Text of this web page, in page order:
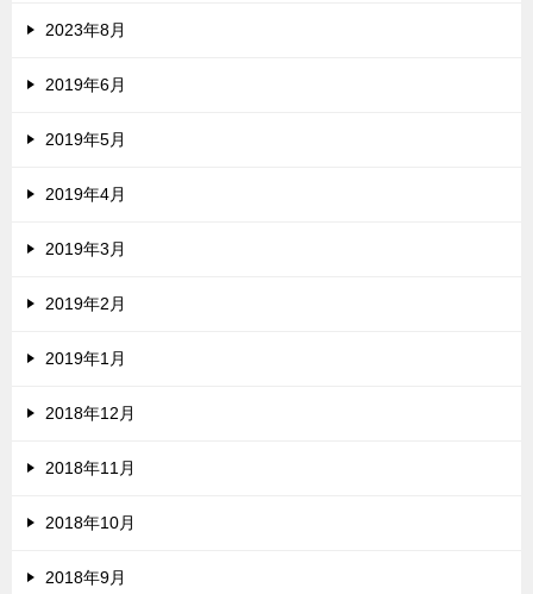
2023年8月
2019年6月
2019年5月
2019年4月
2019年3月
2019年2月
2019年1月
2018年12月
2018年11月
2018年10月
2018年9月